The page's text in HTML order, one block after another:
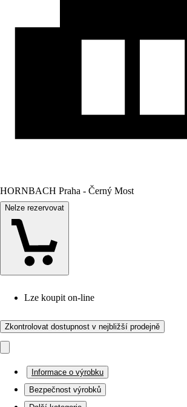
HORNBACH Praha - Černý Most
Nelze rezervovat
Lze koupit on-line
Zkontrolovat dostupnost v nejbližší prodejně
Informace o výrobku
Bezpečnost výrobků